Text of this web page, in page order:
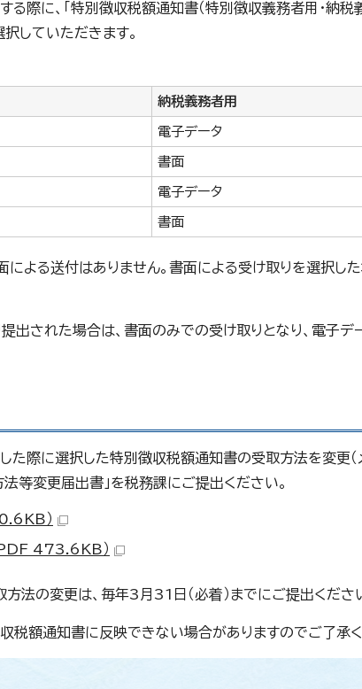
際に、「特別徴収税額通知書（特別徴収義務者用・納税義
していただきます。
納税義務者用
電子データ
書面
電子データ
書面
よる送付はありません。書面による受け取りを選択し
出された場合は、書面のみでの受け取りとなり、電子デ
た際に選択した特別徴収税額通知書の受取方法を変更（
等変更届出書」を税務課にご提出ください。
）
PDF 473.6KB）
の変更は、毎年3月31日（必着）までにご提出くださ
税額通知書に反映できない場合がありますのでご了承く